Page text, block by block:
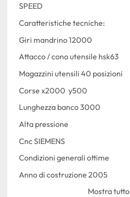
SPEED
Caratteristiche tecniche:
Giri mandrino 12000
Attacco / cono utensile hsk63
Magazzini utensili 40 posizioni
Corse x2000  y500
Lunghezza banco 3000
Alta pressione
Cnc SIEMENS
Condizioni generali ottime
Anno di costruzione 2005
Mostra tutto